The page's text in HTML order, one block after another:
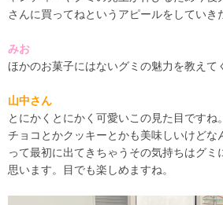
さんに買ってねというアピールをしていき
みお
ほかのお菓子にはないグミの魅力を教えて
山中さん
とにかくとにかく可愛いこの見た目ですね。
チョコとかクッキーとかも美味しいけどな
って最初に出てきちゃうその気持ちはグミ
思います。目でも楽しめますね。